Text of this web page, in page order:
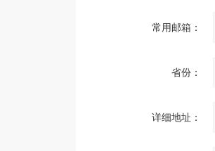
常用邮箱：
省份：
详细地址：